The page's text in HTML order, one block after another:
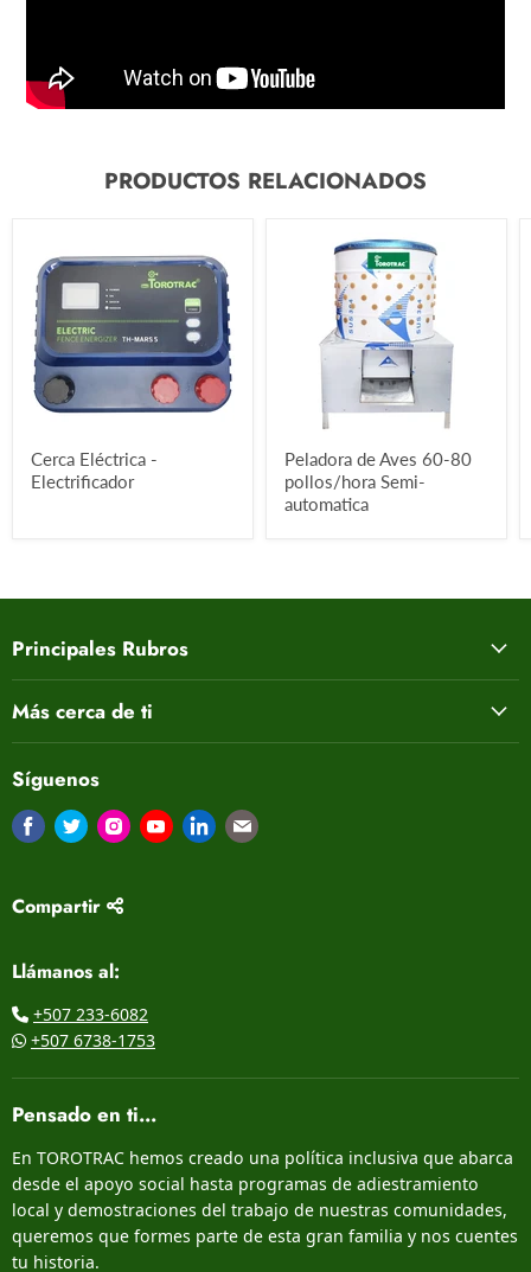
PRODUCTOS RELACIONADOS
Cerca Eléctrica -
Electrificador
Peladora de Aves 60-80
pollos/hora Semi-
automatica
Principales Rubros
Más cerca de ti
Síguenos
Encuéntrenos en Facebook
Encuéntrenos en Twitter
Encuéntrenos en Instagram
Encuéntrenos en Youtube
Encuéntrenos en LinkedIn
Encuéntrenos en Correo
Compartir
Llámanos al:
+507 233-6082
+507 6738-1753
Pensado en ti...
En TOROTRAC hemos creado una política inclusiva que abarca
desde el apoyo social hasta programas de adiestramiento
local y demostraciones del trabajo de nuestras comunidades,
queremos que formes parte de esta gran familia y nos cuentes
tu historia.